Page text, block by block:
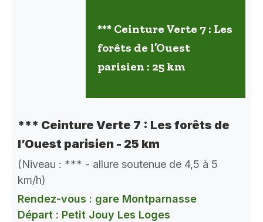
*** Ceinture Verte 7 : Les
forêts de l’Ouest
parisien : 25 km
*** Ceinture Verte 7 : Les forêts de
l’Ouest parisien - 25 km
(Niveau : *** - allure soutenue de 4,5 à 5
km/h)
Rendez-vous : gare Montparnasse
Départ : Petit Jouy Les Loges